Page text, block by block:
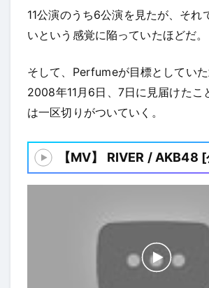
11公演のうち6公演を見たが、それ
いという感覚に陥っていたほどだ。
そして、Perfumeが目標としてい
2008年11月6日、7日に見届けたこ
は一区切りがついていく。
【MV】 RIVER / AKB48